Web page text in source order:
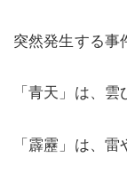
突然発生する事
「青天」は、
「霹靂」は、